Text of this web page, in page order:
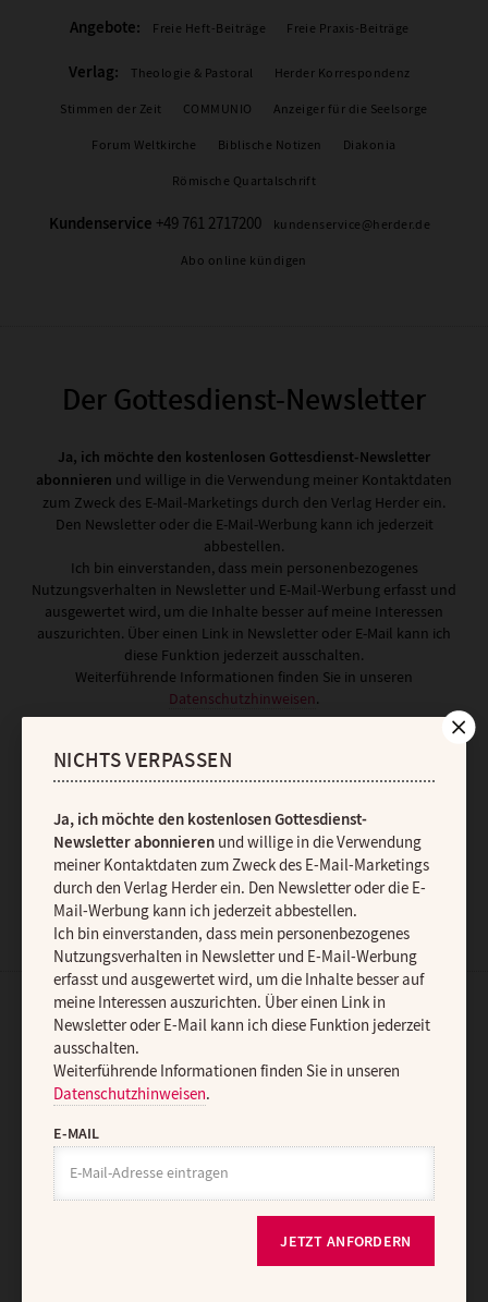
Angebote: Freie Heft-Beiträge Freie Praxis-Beiträge
Verlag: Theologie & Pastoral Herder Korrespondenz
Stimmen der Zeit COMMUNIO Anzeiger für die Seelsorge
Forum Weltkirche Biblische Notizen Diakonia
Römische Quartalschrift
Kundenservice +49 761 2717200 kundenservice@herder.de
Abo online kündigen
Der Gottesdienst-Newsletter
Ja, ich möchte den kostenlosen Gottesdienst-Newsletter
abonnieren und willige in die Verwendung meiner Kontaktdaten
zum Zweck des E-Mail-Marketings durch den Verlag Herder ein.
Den Newsletter oder die E-Mail-Werbung kann ich jederzeit
abbestellen.
Ich bin einverstanden, dass mein personenbezogenes
Nutzungsverhalten in Newsletter und E-Mail-Werbung erfasst und
ausgewertet wird, um die Inhalte besser auf meine Interessen
auszurichten. Über einen Link in Newsletter oder E-Mail kann ich
diese Funktion jederzeit ausschalten.
Weiterführende Informationen finden Sie in unseren
Datenschutzhinweisen.
JETZT ANMELDEN
AGB und Widerrufsbelehrung Datenschutz Barrierefreiheit
Vertrag widerrufen
NICHTS VERPASSEN
Ja, ich möchte den kostenlosen Gottesdienst-
Newsletter abonnierenund willige in die Verwendung
meiner Kontaktdaten zum Zweck des E-Mail-Marketings
durch den Verlag Herder ein. Den Newsletter oder die E-
Mail-Werbung kann ich jederzeit abbestellen.
Ich bin einverstanden, dass mein personenbezogenes
Nutzungsverhalten in Newsletter und E-Mail-Werbung
erfasst und ausgewertet wird, um die Inhalte besser auf
meine Interessen auszurichten. Über einen Link in
Newsletter oder E-Mail kann ich diese Funktion jederzeit
ausschalten.
Weiterführende Informationen finden Sie in unseren
Datenschutzhinweisen.
E-MAIL
JETZT ANFORDERN